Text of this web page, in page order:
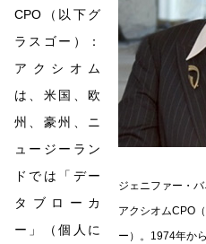
ジェニファー・
アクシオムCPO
ー）。1974年か
CPO（以下グ
ラスゴー）：
アクシオム
は、米国、欧
州、豪州、ニ
ュージーラン
ドでは「デー
タブローカ
ー」（個人に